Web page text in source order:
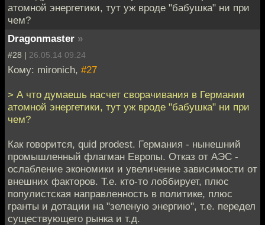
атомной энергетики, тут уж вроде "бабушка" ни при
чем?
Dragonmaster »
#28 | 26.05.14 09:24
Кому: mironich, #27
> А что думаешь насчет сворачивания в Германии
атомной энергетики, тут уж вроде "бабушка" ни при
чем?
Как говорится, quid prodest. Германия - нынешний
промышленный флагман Европы. Отказ от АЭС -
ослабление экономики и увеличение зависимости от
внешних факторов. Т.е. кто-то лоббирует, плюс
популистская направленность в политике, плюс
гранты и дотации на "зеленую энергию", т.е. передел
существующего рынка и т.д.